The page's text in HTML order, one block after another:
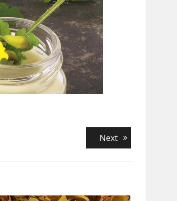
NextNext